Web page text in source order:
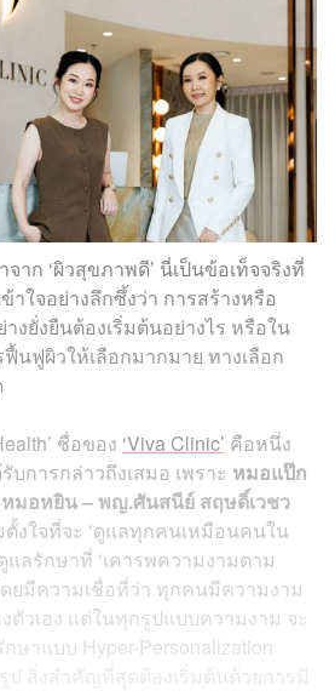
าก ‘ผิวสุขภาพดี’ นี่เป็นข้อเท็จจริงที่
าใจอย่างลึกซึ้งว่า การสร้างหรือ
ยั่งยืนต้องเริ่มต้นอย่างไร หรือใน
นฟูผิวให้เลือกมากมาย ทางเลือก
ชื่อของ ‘Viva Clinic’ คือหนึ่ง
การกล่าวถึงเสมอ เพราะ หมอแป๊ก
มอหยิน – พญ.ศันสนีย์ สฤษดิ์เวชว
งใจที่จะ ‘ดูแลทุกคนเหมือนคนใน
ลรักษาที่ ‘เคารพความงามตาม
ยมีความเชื่อที่ว่า ทุกคนมีความงาม
วเอง แต่ในทุกรูปแบบความงาม จะ
าแบบ Hyper-Personalization
ป สิ่งสำคัญที่สุดต้องเริ่มต้นด้วยการมี